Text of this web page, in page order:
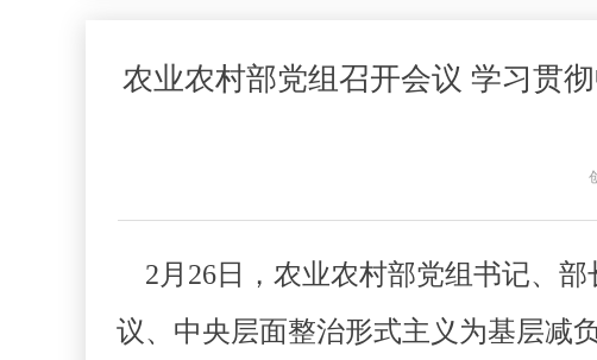
农业农村部党组召开会议 学习贯
2月26日，农业农村部党组书记、
议、中央层面整治形式主义为基层减